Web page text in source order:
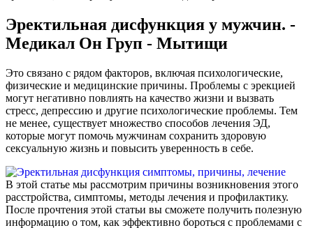
Эректильная дисфункция у мужчин. -
Медикал Он Груп - Мытищи
Это связано с рядом факторов, включая психологические,
физические и медицинские причины. Проблемы с эрекцией
могут негативно повлиять на качество жизни и вызвать
стресс, депрессию и другие психологические проблемы. Тем
не менее, существует множество способов лечения ЭД,
которые могут помочь мужчинам сохранить здоровую
сексуальную жизнь и повысить уверенность в себе.
В этой статье мы рассмотрим причины возникновения этого
расстройства, симптомы, методы лечения и профилактику.
После прочтения этой статьи вы сможете получить полезную
информацию о том, как эффективно бороться с проблемами с